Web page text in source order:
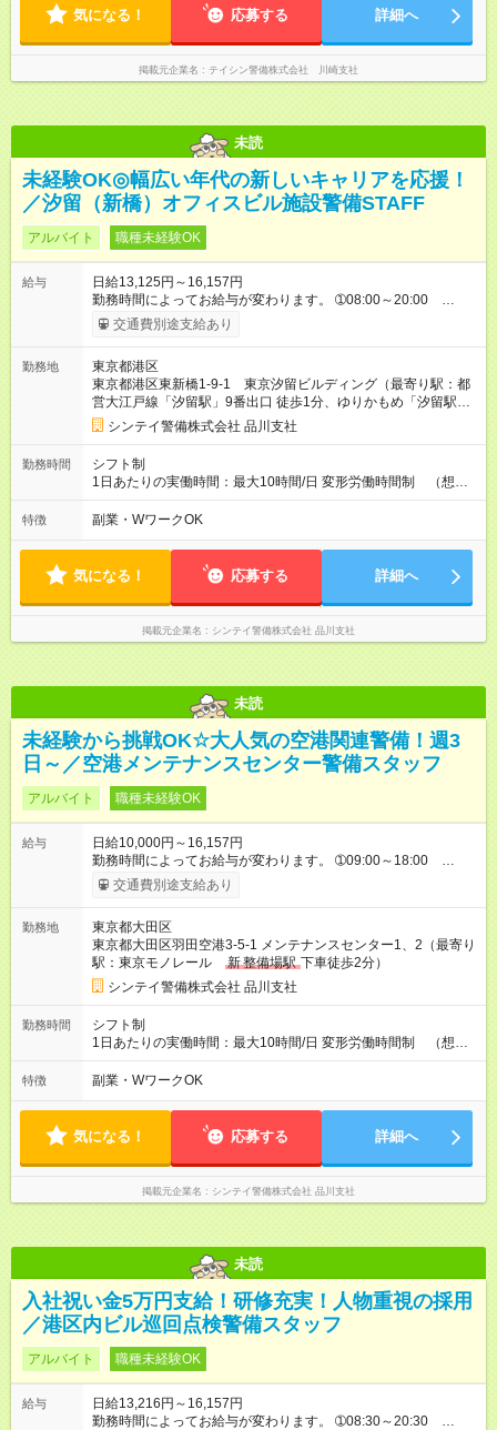
気になる！ 応募する 詳細へ
掲載元企業名 テイシン警備株式会社 川崎支社
未読
未経験OK◎幅広い年代の新しいキャリアを応援！
／汐留（新橋）オフィスビル施設警備STAFF
アルバイト 職種未経験OK
給与
日給13,125円～16,157円
勤務時間によってお給与が変わります。 ➀08:00～20:00
13,125円～ ➁20:00～08:00 14,688円～ ※他時間帯のお仕事も
ございます。 ※別途資格手当がございます。 例：自衛消防技
級救命講習修了 250円/日 など 【試用期間】試用期間あり 試
用期間の長さ：2週間 雇用形態、給与は本採用時と同じです。
交通費別途支給あり
勤務地
東京都港区
東京都港区東新橋1-9-1 東京汐留ビルディング（最寄り駅：都
営大江戸線「汐留駅」9番出口 徒歩1分、ゆりかもめ「汐留駅」
東出口 徒歩1分、JR「新橋駅」汐留口 徒歩7分）
シンテイ警備株式会社 品川支社
勤務時間
シフト制
1日あたりの実働時間：最大10時間/日 変形労働時間制 （想定
労働時間 170時間/月） 【シフト例】 ➀08:00～20:00（休憩時
間120分） ➁20:00～08:00（休憩時間120分）
特徴 副業・WワークOK
気になる！ 応募する 詳細へ
掲載元企業名 シンテイ警備株式会社 品川支社
未読
未経験から挑戦OK☆大人気の空港関連警備！週3
日～／空港メンテナンスセンター警備スタッフ
アルバイト 職種未経験OK
給与
日給10,000円～16,157円
勤務時間によってお給与が変わります。 ➀09:00～18:00
10,000円～ ➁07:00～17:00 11,563円～ ➂09:00～21:00
13,125円～ ➃21:00～09:00 14,688円～ ※他時間帯のお仕事も
級検定 1,000円/日 施設警備２級検定 500円/日
自衛消防技術認定 500円/日 上級救命講習修了 250円/
日 など 【試用期間】試用期間なし
交通費別途支給あり
勤務地
東京都大田区
東京都大田区羽田空港3-5-1 メンテナンスセンター1、2（最寄り
駅：東京モノレール
新整備場駅 下車徒歩2分）
シンテイ警備株式会社 品川支社
勤務時間
シフト制
1日あたりの実働時間：最大10時間/日 変形労働時間制 （想定
労働時間 172時間/月） 【シフト例】 ➀09:00～18:00（休憩時
間60分） ➁07:00～17:00（休憩時間60分） ➂09:00～21:00（休
特徴 副業・WワークOK
気になる！ 応募する 詳細へ
掲載元企業名 シンテイ警備株式会社 品川支社
未読
入社祝い金5万円支給！研修充実！人物重視の採用
／港区内ビル巡回点検警備スタッフ
アルバイト 職種未経験OK
給与
日給13,216円～16,157円
勤務時間によってお給与が変わります。 ➀08:30～20:30